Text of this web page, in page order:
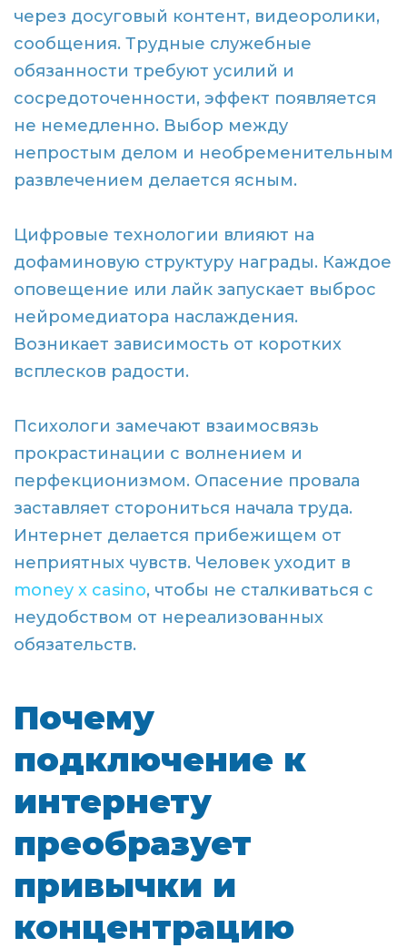
через досуговый контент, видеоролики,
сообщения. Трудные служебные
обязанности требуют усилий и
сосредоточенности, эффект появляется
не немедленно. Выбор между
непростым делом и необременительным
развлечением делается ясным.
Цифровые технологии влияют на
дофаминовую структуру награды. Каждое
оповещение или лайк запускает выброс
нейромедиатора наслаждения.
Возникает зависимость от коротких
всплесков радости.
Психологи замечают взаимосвязь
прокрастинации с волнением и
перфекционизмом. Опасение провала
заставляет сторониться начала труда.
Интернет делается прибежищем от
неприятных чувств. Человек уходит в
money x casino, чтобы не сталкиваться с
неудобством от нереализованных
обязательств.
Почему
подключение к
интернету
преобразует
привычки и
концентрацию